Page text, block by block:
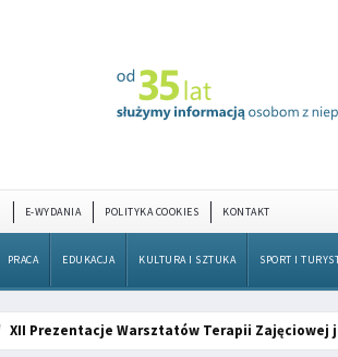
E-WYDANIA POLITYKA COOKIES KONTAKT
PRACA EDUKACJA KULTURA I SZTUKA SPORT I
XII Prezentacje Warsztatów Terapii Zajęciowej